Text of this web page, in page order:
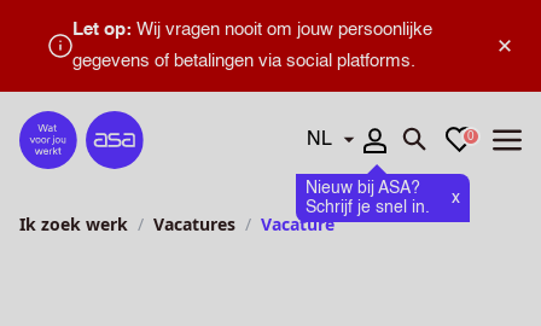
×
Let op: Wij vragen nooit om jouw persoonlijke
gegevens of betalingen via social platforms.
Home
Talen
Nieuw bij ASA?
Schrijf je snel in.
x
Zoeken openen
Favorieten
0
Ik zoek werk Vacatures Vacature